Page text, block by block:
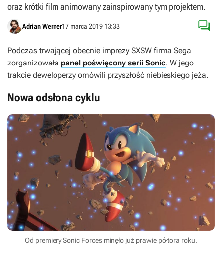
oraz krótki film animowany zainspirowany tym projektem.
Adrian Werner17 marca 2019 13:33 
Podczas trwającej obecnie imprezy SXSW firma Sega
zorganizowała panel poświęcony serii Sonic. W jego
trakcie deweloperzy omówili przyszłość niebieskiego jeża.
Nowa odsłona cyklu
Od premiery Sonic Forces minęło już prawie półtora roku.